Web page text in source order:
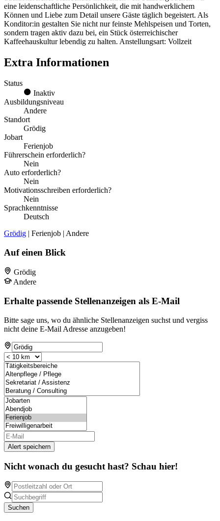
eine leidenschaftliche Persönlichkeit, die mit handwerklichem
Können und Liebe zum Detail unsere Gäste täglich begeistert. Als
Konditor:in gestalten Sie nicht nur feinste Mehlspeisen und Torten,
sondern tragen aktiv dazu bei, ein Stück österreichischer
Kaffeehauskultur lebendig zu halten. Anstellungsart: Vollzeit
Extra Informationen
Status
Inaktiv
Ausbildungsniveau
Andere
Standort
Grödig
Jobart
Ferienjob
Führerschein erforderlich?
Nein
Auto erforderlich?
Nein
Motivationsschreiben erforderlich?
Nein
Sprachkenntnisse
Deutsch
Grödig | Ferienjob | Andere
Auf einen Blick
Grödig
Andere
Erhalte passende Stellenanzeigen als E-Mail
Bitte sage uns, wo du ähnliche Stellenanzeigen suchst und vergiss
nicht deine E-Mail Adresse anzugeben!
Alert speichern
Nicht wonach du gesucht hast? Schau hier!
Suchen